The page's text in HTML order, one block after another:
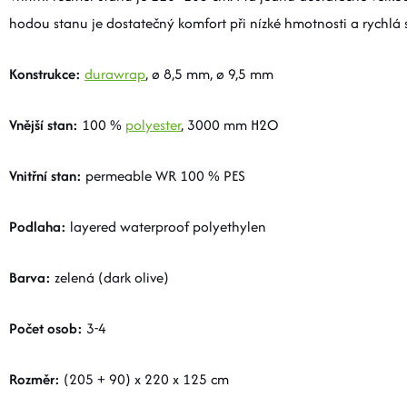
hodou stanu je dostatečný komfort při nízké hmotnosti a rychlá
Konstrukce: durawrap, ø 8,5 mm, ø 9,5 mm
Vnější stan: 100 % polyester, 3000 mm H2O
Vnitřní stan: permeable WR 100 % PES
Podlaha: layered waterproof polyethylen
Barva: zelená (dark olive)
Počet osob: 3-4
Rozměr: (205 + 90) x 220 x 125 cm